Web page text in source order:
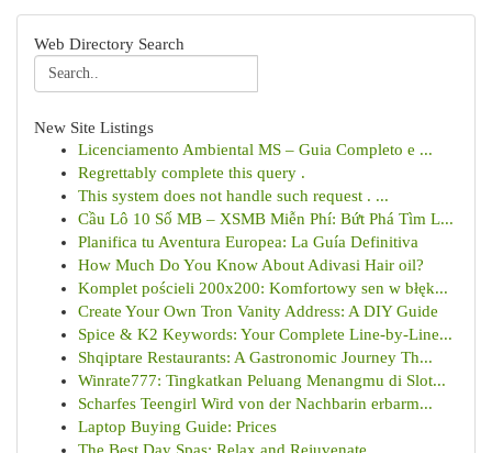
Web Directory Search
New Site Listings
Licenciamento Ambiental MS – Guia Completo e ...
Regrettably complete this query .
This system does not handle such request . ...
Cầu Lô 10 Số MB – XSMB Miễn Phí: Bứt Phá Tìm L...
Planifica tu Aventura Europea: La Guía Definitiva
How Much Do You Know About Adivasi Hair oil?
Komplet pościeli 200x200: Komfortowy sen w błęk...
Create Your Own Tron Vanity Address: A DIY Guide
Spice & K2 Keywords: Your Complete Line-by-Line...
Shqiptare Restaurants: A Gastronomic Journey Th...
Winrate777: Tingkatkan Peluang Menangmu di Slot...
Scharfes Teengirl Wird von der Nachbarin erbarm...
Laptop Buying Guide: Prices